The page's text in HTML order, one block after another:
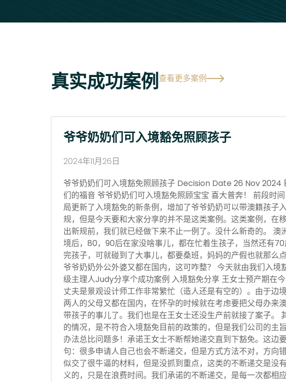
真实成功案例查看更多案例
爷爷奶奶们可入境豁免照顾孩子
2024年11月26日
爷爷奶奶们可入境豁免照顾孩子 Decision Date 26 Nov 2024
们的福音 爷爷奶奶们可入境豁免照顾宝宝 喜大普奔！ 前段时
局更新了入境豁免的新条例，增加了爷爷奶奶可以带澳籍孩子
规，但是今天要和大家分享的并不是这类案例。这类案例，在
出新规前，我们就已经做下来不止一例了。没什么新奇的。 澳
境后，80，90后在家没啥事儿，都在忙着生孩子，当然还有
完孩子，可就碰到了大事儿，都要桑班，妈妈的产假也就那么点
爷爷奶奶外公外婆又都在国内，这可咋整？ 今天就由我们入境
级主理人Judy分享个成功案例 入境豁免分享 王女士预产期在今
丈夫是景观设计师工作非常繁忙（造人还是有空的）。由于边境
两人的父母又都在国内，在怀孕的时候就在考虑要把父母办来
带孩子的事儿了。我们也是在王女士还没生产前就接了案子。
的情况，是不符合入境豁免目前的政策的，但是我们公司的主旨
办法总比问题多！承诺王女士不断帮她递交直到下豁免。这边
句：很多申请人自己也会不断递交，但是方式方法不对，方向
似交了很牛逼的材料，但是没抓到重点，这类的不断递交是没
义的，只是在浪费时间。我们承诺的不断递交，是每一次都相